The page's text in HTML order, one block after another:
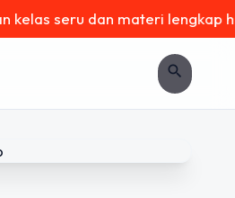
dan materi lengkap hanya
search